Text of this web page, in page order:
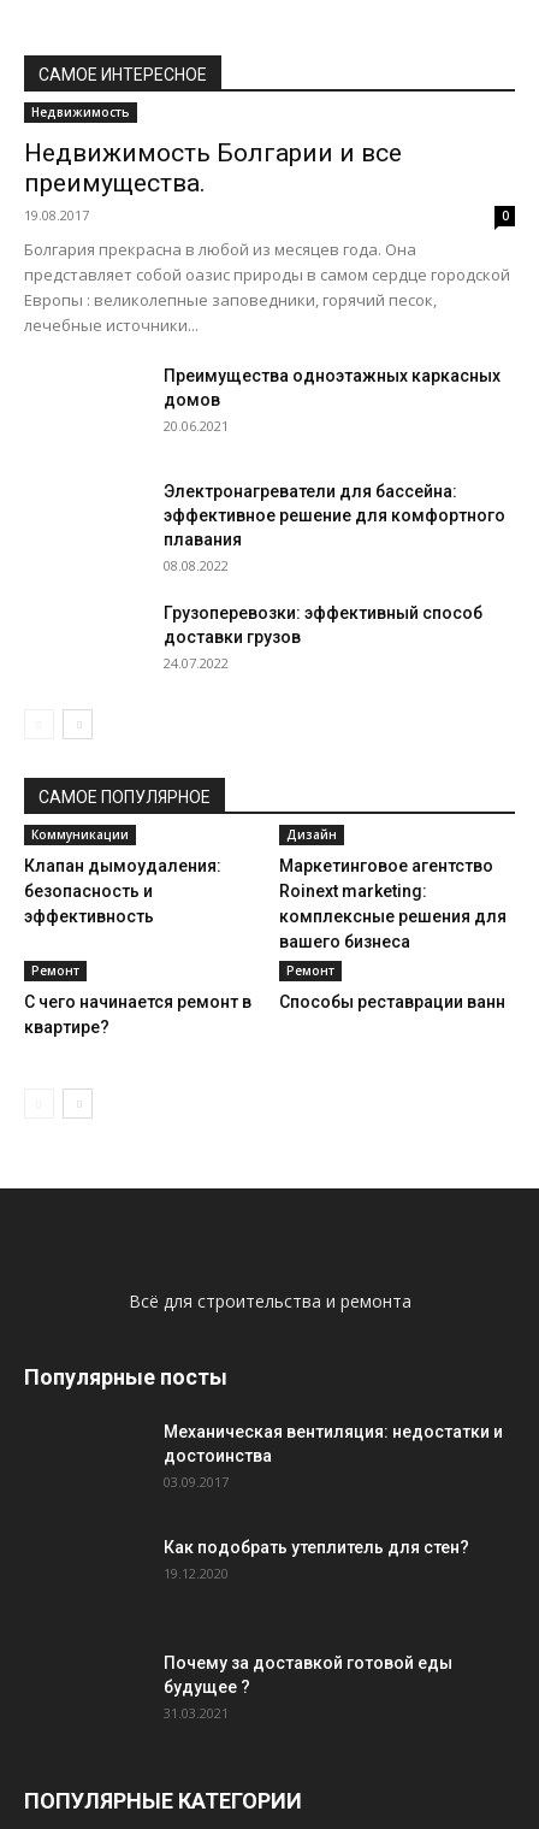
САМОЕ ИНТЕРЕСНОЕ
Недвижимость
Недвижимость Болгарии и все
преимущества.
19.08.2017 0
Болгария прекрасна в любой из месяцев года. Она
представляет собой оазис природы в самом сердце городской
Европы : великолепные заповедники, горячий песок,
лечебные источники...
Преимущества одноэтажных каркасных
домов
20.06.2021
Электронагреватели для бассейна:
эффективное решение для комфортного
плавания
08.08.2022
Грузоперевозки: эффективный способ
доставки грузов
24.07.2022
САМОЕ ПОПУЛЯРНОЕ
Коммуникации
Клапан дымоудаления:
безопасность и
эффективность
Дизайн
Маркетинговое агентство
Roinext marketing:
комплексные решения для
вашего бизнеса
Ремонт
С чего начинается ремонт в
квартире?
Ремонт
Способы реставрации ванн
Всё для строительства и ремонта
Популярные посты
Механическая вентиляция: недостатки и
достоинства
03.09.2017
Как подобрать утеплитель для стен?
19.12.2020
Почему за доставкой готовой еды
будущее ?
31.03.2021
ПОПУЛЯРНЫЕ КАТЕГОРИИ